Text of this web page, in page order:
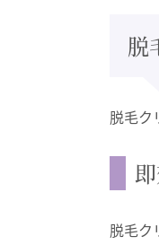
脱
脱毛ク
脱毛ク